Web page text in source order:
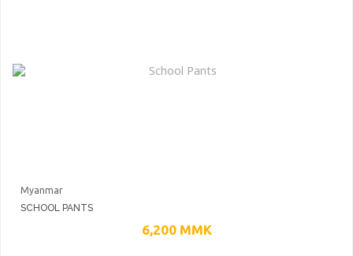
Myanmar
SCHOOL PANTS
6,200 MMK